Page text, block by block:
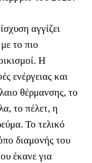
αγγίζει
το πιο
Η
ενέργειας και
θέρμανσης, το
το πέλετ, η
Το τελικό
διαμονής του
έκανε για